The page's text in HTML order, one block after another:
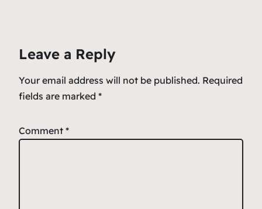
Leave a Reply
Your email address will not be published. Required
fields are marked *
Comment *